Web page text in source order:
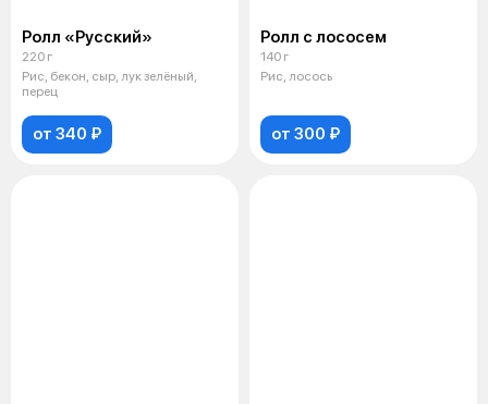
Ролл «Русский»
220 г
Рис, бекон, сыр, лук зелёный,
перец
от 340 ₽
Ролл с лососем
140 г
Рис, лосось
от 300 ₽